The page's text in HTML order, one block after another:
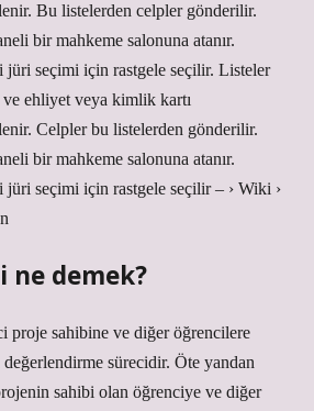
Bu listelerden celpler gönderilir.
bir mahkeme salonuna atanır.
jüri seçimi için rastgele seçilir. Listeler
ve ehliyet veya kimlik kartı
Celpler bu listelerden gönderilir.
bir mahkeme salonuna atanır.
seçimi için rastgele seçilir – › Wiki ›
ne demek?
proje sahibine ve diğer öğrencilere
sürecidir. Öte yandan
sahibi olan öğrenciye ve diğer